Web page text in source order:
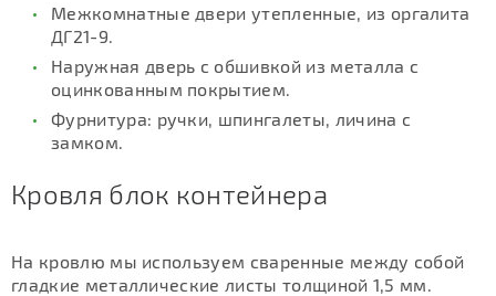
Межкомнатные двери утепленные, из оргалита
ДГ21-9.
Наружная дверь с обшивкой из металла с
оцинкованным покрытием.
Фурнитура: ручки, шпингалеты, личина с
замком.
Кровля блок контейнера
На кровлю мы используем сваренные между собой
гладкие металлические листы толщиной 1,5 мм.